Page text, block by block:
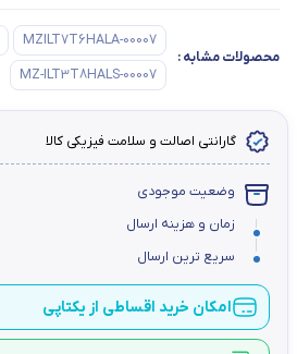
محصولات مشابه:
MZILT7T6HALA-00007
MZ-ILT3T8HALS-00007
گارانتی اصالت و سلامت فیزیکی کالا
وضعیت موجودی
زمان و هزینه ارسال
سریع ترین ارسال
امکان خرید اقساطی از یکتاپی